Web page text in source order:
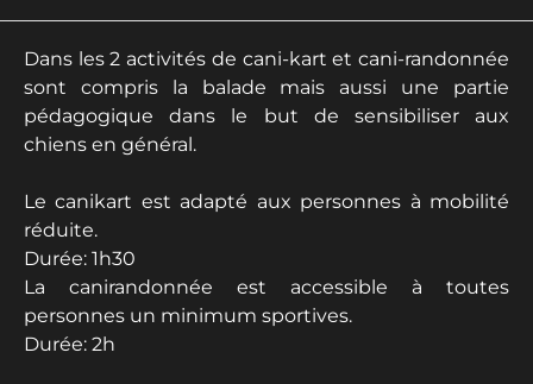
Dans les 2 activités de cani-kart et cani-randonnée
sont compris la balade mais aussi une partie
pédagogique dans le but de sensibiliser aux
chiens en général.
Le canikart est adapté aux personnes à mobilité
réduite.
Durée: 1h30
La canirandonnée est accessible à toutes
personnes un minimum sportives.
Durée: 2h